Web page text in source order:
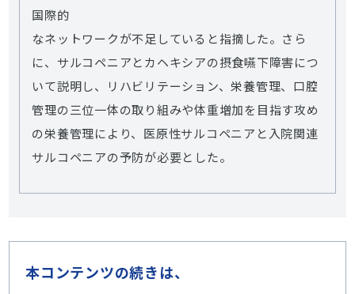
国際的
なネットワークが不足していると指摘した。さら
に、サルコペニアとカヘキシアの摂食嚥下障害につ
いて説明し、リハビリテーション、栄養管理、口腔
管理の三位一体の取り組みや体重増加を目指す攻め
の栄養管理により、医原性サルコペニアと入院関連
サルコペニアの予防が必要とした。
本コンテンツの続きは、